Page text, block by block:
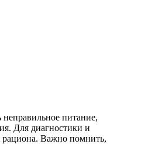
питание,
Для диагностики и
рациона. Важно помнить,